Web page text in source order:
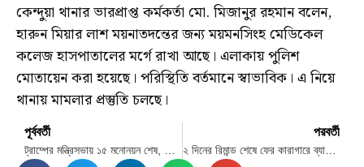
কেন্দুয়া থানার ভারপ্রাপ্ত কর্মকর্তা মো. মিজানুর রহমান বলেন,
হারুন মিয়ার লাশ ময়নাতদন্তের জন্য ময়মনসিংহ মেডিকেল
কলেজ হাসপাতালের মর্গে রাখা আছে। এলাকায় পুলিশ
মোতায়েন করা হয়েছে। পরিস্থিতি বর্তমানে স্বাভাবিক। এ নিয়ে
থানায় মামলার প্রস্তুতি চলছে।
পূর্ববর্তী
ট্রাম্পের মন্ত্রিসভায় ১৫ মনোনয়ন শেষ, কে কোন পদে
পরবর্তী
২ দিনের রিমান্ড শেষে ফের কারাগারে ব্যারিস্টার সুমন